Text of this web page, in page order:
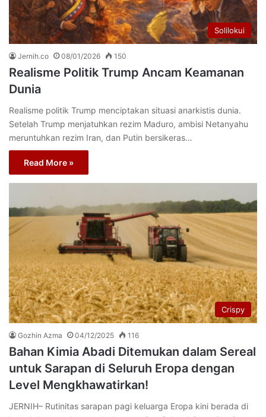
Solilokui
Jernih.co 08/01/2026 150
Realisme Politik Trump Ancam Keamanan
Dunia
Realisme politik Trump menciptakan situasi anarkistis dunia.
Setelah Trump menjatuhkan rezim Maduro, ambisi Netanyahu
meruntuhkan rezim Iran, dan Putin bersikeras…
Read More »
Crispy
Gozhin Azma 04/12/2025 116
Bahan Kimia Abadi Ditemukan dalam Sereal
untuk Sarapan di Seluruh Eropa dengan
Level Mengkhawatirkan!
JERNIH– Rutinitas sarapan pagi keluarga Eropa kini berada di